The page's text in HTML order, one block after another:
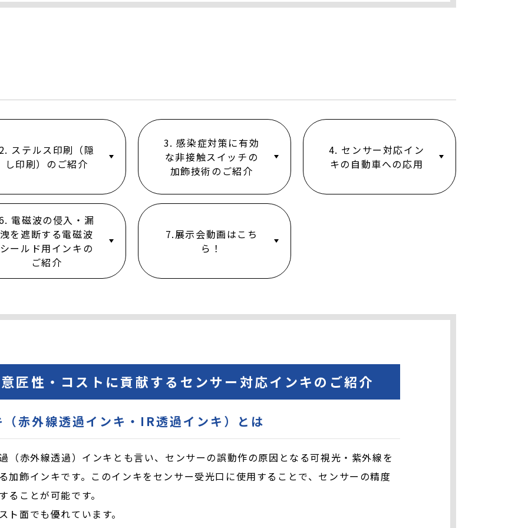
ステルス印刷（隠
し印刷）のご紹介
3. 感染症対策に有効
な非接触スイッチの
加飾技術のご紹介
4. センサー対応イン
キの自動車への応用
電磁波の侵入・漏
洩を遮断する電磁波
シールド用インキの
ご紹介
7.展示会動画はこち
ら！
匠性・コストに貢献するセンサー対応インキのご紹介
赤外線透過インキ・IR透過インキ）とは
（赤外線透過）インキとも言い、センサーの誤動作の原因となる可視光・紫外線を
加飾インキです。このインキをセンサー受光口に使用することで、センサーの精度
ことが可能です。
面でも優れています。